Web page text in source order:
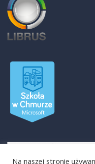
Na naszej stronie